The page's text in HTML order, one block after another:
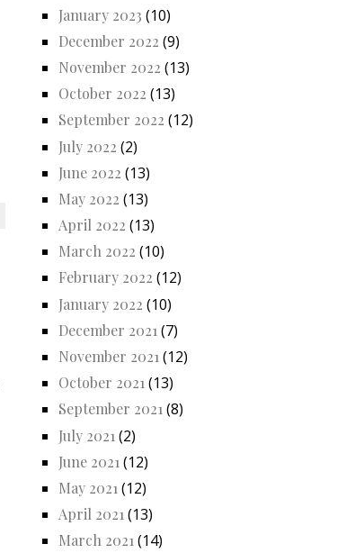
January 2023 (10)
December 2022 (9)
November 2022 (13)
October 2022 (13)
September 2022 (12)
July 2022 (2)
June 2022 (13)
May 2022 (13)
April 2022 (13)
March 2022 (10)
February 2022 (12)
January 2022 (10)
December 2021 (7)
November 2021 (12)
October 2021(13)
September 2021(8)
July 2021 (2)
June 2021 (12)
May 2021 (12)
April 2021 (13)
March 2021(14)